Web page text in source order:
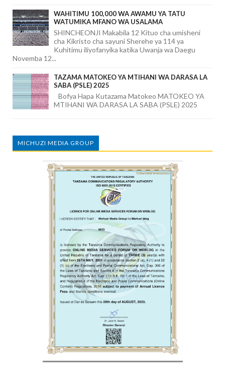
WAHITIMU 100,000 WA AWAMU YA TATU
WATUMIKA MFANO WA USALAMA
SHINCHEONJI Makabila 12 Kituo cha umisheni
cha Kikristo cha sayuni Sherehe ya 114 ya
Kuhitimu iliyofanyika katika Uwanja wa Daegu
Novemba 12...
TAZAMA MATOKEO YA MTIHANI WA DARASA LA
SABA (PSLE) 2025
Bofya Hapa Kutazama Matokeo MATOKEO YA
MTIHANI WA DARASA LA SABA (PSLE) 2025
MICHUZI MEDIA GROUP